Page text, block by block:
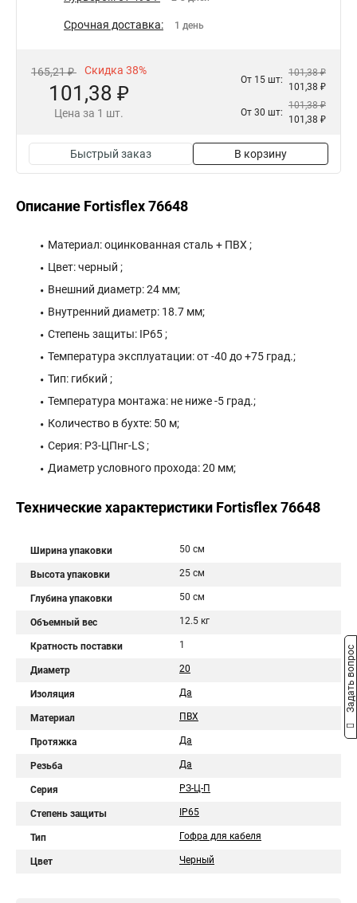
Срочная доставка: 1 день
165,21 ₽ Скидка 38%
101,38 ₽
Цена за 1 шт.
От 15 шт:
101,38 ₽
101,38 ₽
От 30 шт:
101,38 ₽
101,38 ₽
Быстрый заказ В корзину
Описание Fortisflex 76648
Материал: оцинкованная сталь + ПВХ ;
Цвет: черный ;
Внешний диаметр: 24 мм;
Внутренний диаметр: 18.7 мм;
Степень защиты: IP65 ;
Температура эксплуатации: от -40 до +75 град.;
Тип: гибкий ;
Температура монтажа: не ниже -5 град.;
Количество в бухте: 50 м;
Серия: Р3-ЦПнг-LS ;
Диаметр условного прохода: 20 мм;
Технические характеристики Fortisflex 76648
Ширина упаковки 50 см
Высота упаковки 25 см
Глубина упаковки 50 см
Объемный вес 12.5 кг
Кратность поставки 1
Диаметр 20
Изоляция Да
Материал ПВХ
Протяжка Да
Резьба Да
Серия РЗ-Ц-П
Степень защиты IP65
Тип Гофра для кабеля
Цвет Черный
Задать вопрос